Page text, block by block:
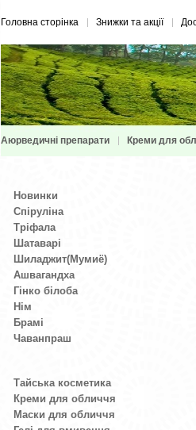
Головна сторінка Знижки та акції
Аюрведичні препарати Креми для
Новинки
Спіруліна
Тріфала
Шатаварі
Шиладжит(Мумиё)
Ашвагандха
Гінко білоба
Нім
Брамі
Чаванпраш
Тайська косметика
Креми для обличчя
Маски для обличчя